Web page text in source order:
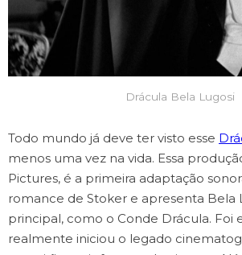
Drácula Bela Lugosi
Todo mundo já deve ter visto esse
menos uma vez na vida. Essa
Pictures, é a primeira adaptação
romance de Stoker e apresenta Bela
principal, como o Conde Drácula. Foi
realmente iniciou o legado